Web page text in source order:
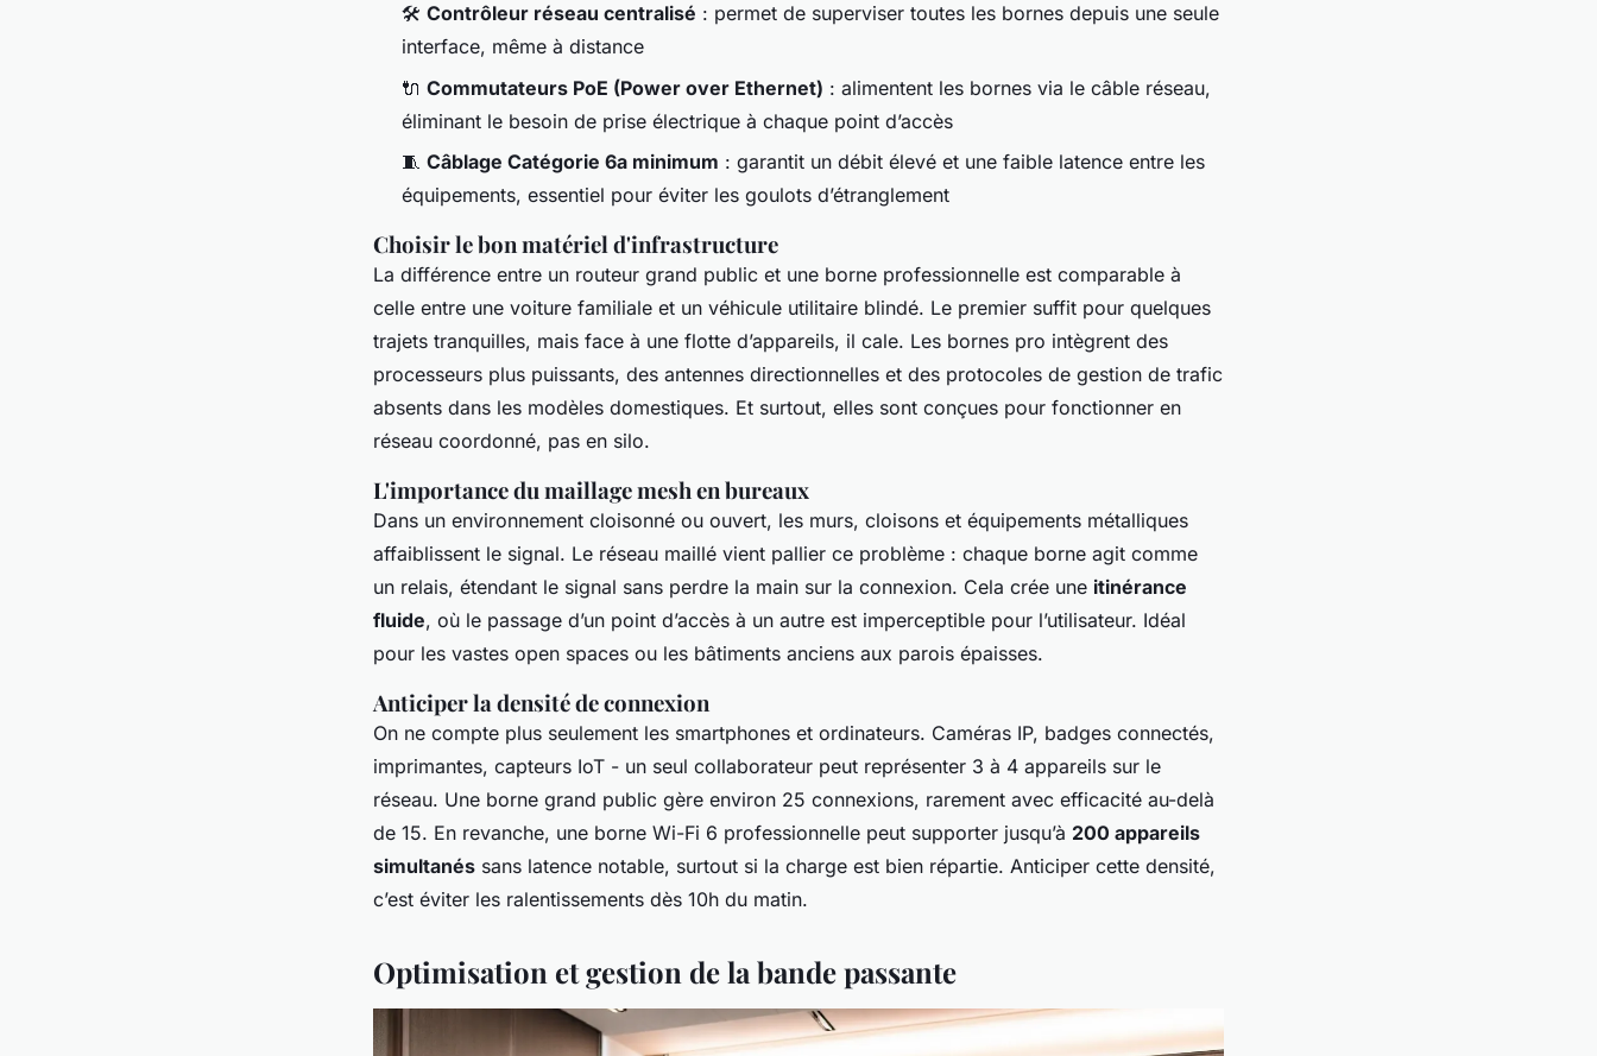
🛠️ Contrôleur réseau centralisé : permet de superviser toutes les bornes depuis une seule
interface, même à distance
🔌 Commutateurs PoE (Power over Ethernet) : alimentent les bornes via le câble réseau,
éliminant le besoin de prise électrique à chaque point d’accès
🧵 Câblage Catégorie 6a minimum : garantit un débit élevé et une faible latence entre les
équipements, essentiel pour éviter les goulots d’étranglement
Choisir le bon matériel d'infrastructure
La différence entre un routeur grand public et une borne professionnelle est comparable à
celle entre une voiture familiale et un véhicule utilitaire blindé. Le premier suffit pour quelques
trajets tranquilles, mais face à une flotte d’appareils, il cale. Les bornes pro intègrent des
processeurs plus puissants, des antennes directionnelles et des protocoles de gestion de trafic
absents dans les modèles domestiques. Et surtout, elles sont conçues pour fonctionner en
réseau coordonné, pas en silo.
L'importance du maillage mesh en bureaux
Dans un environnement cloisonné ou ouvert, les murs, cloisons et équipements métalliques
affaiblissent le signal. Le réseau maillé vient pallier ce problème : chaque borne agit comme
un relais, étendant le signal sans perdre la main sur la connexion. Cela crée une itinérance
fluide, où le passage d’un point d’accès à un autre est imperceptible pour l’utilisateur. Idéal
pour les vastes open spaces ou les bâtiments anciens aux parois épaisses.
Anticiper la densité de connexion
On ne compte plus seulement les smartphones et ordinateurs. Caméras IP, badges connectés,
imprimantes, capteurs IoT - un seul collaborateur peut représenter 3 à 4 appareils sur le
réseau. Une borne grand public gère environ 25 connexions, rarement avec efficacité au-delà
de 15. En revanche, une borne Wi-Fi 6 professionnelle peut supporter jusqu’à 200 appareils
simultanés sans latence notable, surtout si la charge est bien répartie. Anticiper cette densité,
c’est éviter les ralentissements dès 10h du matin.
Optimisation et gestion de la bande passante